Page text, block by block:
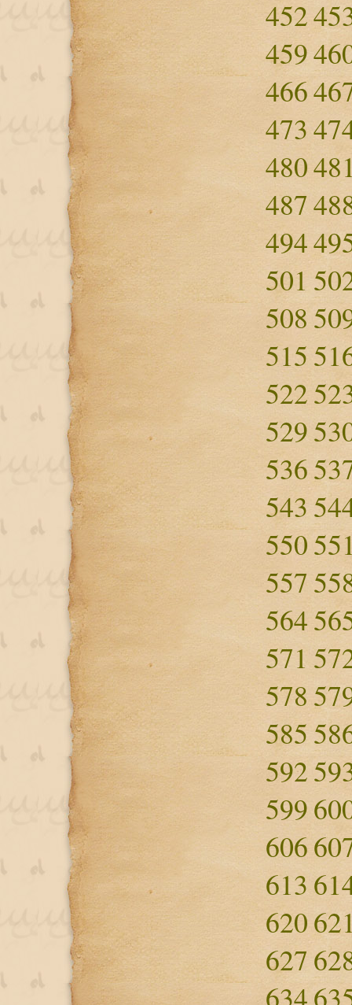
452
459
466
473
480
487
494
501
508
515
522
529
536
543
550
557
564
571
578
585
592
599
606
613
620
627
634